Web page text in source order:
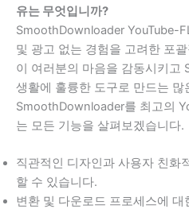
유는 무엇입니까?
SmoothDownloader YouTube-
및 광고 없는 경험을 고려한 포
이 여러분의 마음을 감동시키고
생활에 훌륭한 도구로 만드는 많
SmoothDownloader를 최고의
는 모든 기능을 살펴보겠습니다.
직관적인 디자인과 사용자 친화
할 수 있습니다.
변환 및 다운로드 프로세스에